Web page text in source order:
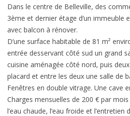
Dans le centre de Belleville, des
3ème et dernier étage d’un immeuble
avec balcon à rénover.
D’une surface habitable de 81 m²
entrée desservant côté sud un grand
cuisine aménagée côté nord, puis
placard et entre les deux une salle de
Fenêtres en double vitrage. Une cave
Charges mensuelles de 200 € par
l’eau chaude, l’eau froide et